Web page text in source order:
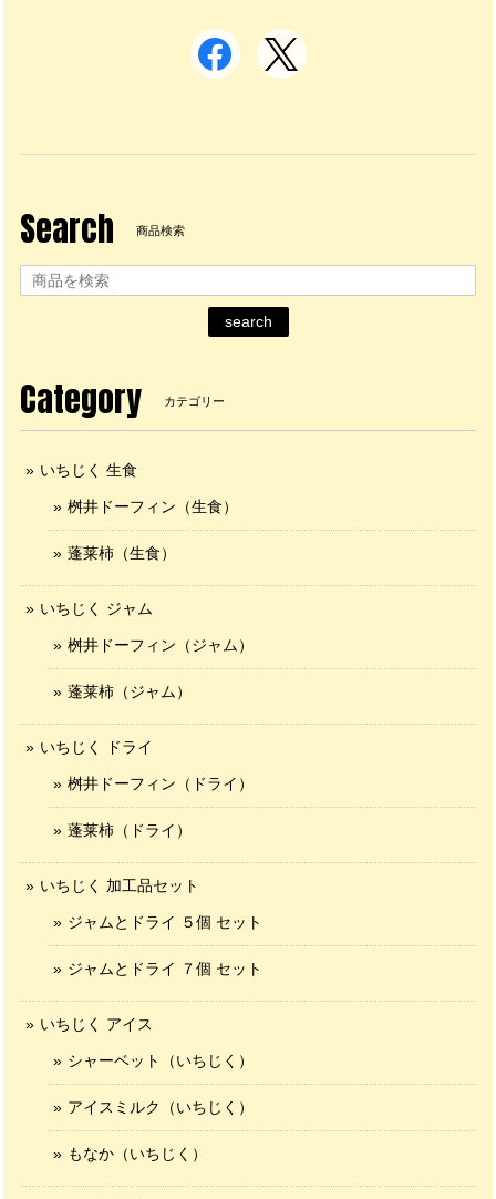
Search 商品検索
search
Category カテゴリー
いちじく 生食
桝井ドーフィン（生食）
蓬莱柿（生食）
いちじく ジャム
桝井ドーフィン（ジャム）
蓬莱柿（ジャム）
いちじく ドライ
桝井ドーフィン（ドライ）
蓬莱柿（ドライ）
いちじく 加工品セット
ジャムとドライ ５個 セット
ジャムとドライ ７個 セット
いちじく アイス
シャーベット（いちじく）
アイスミルク（いちじく）
もなか（いちじく）